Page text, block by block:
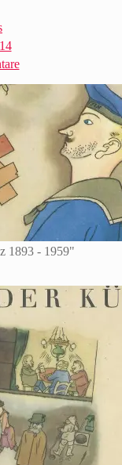
zu
Walter
Mehring
Grosz
Akademie
Künste
1893 - 1959"